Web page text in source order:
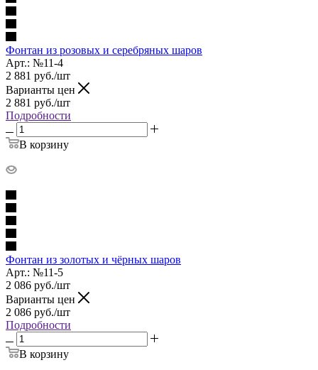
Фонтан из розовых и серебряных шаров
Арт.: №11-4
2 881 руб./шт
Варианты цен
2 881 руб./шт
Подробности
В корзину
Фонтан из золотых и чёрных шаров
Арт.: №11-5
2 086 руб./шт
Варианты цен
2 086 руб./шт
Подробности
В корзину